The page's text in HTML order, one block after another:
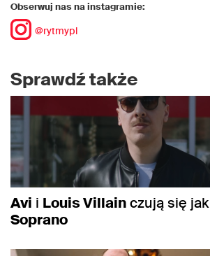
Obserwuj nas na instagramie:
@rytmypl
Sprawdź także
Avi i Louis Villainczują się jak
Soprano